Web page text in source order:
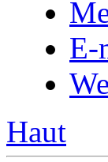
E-
Haut